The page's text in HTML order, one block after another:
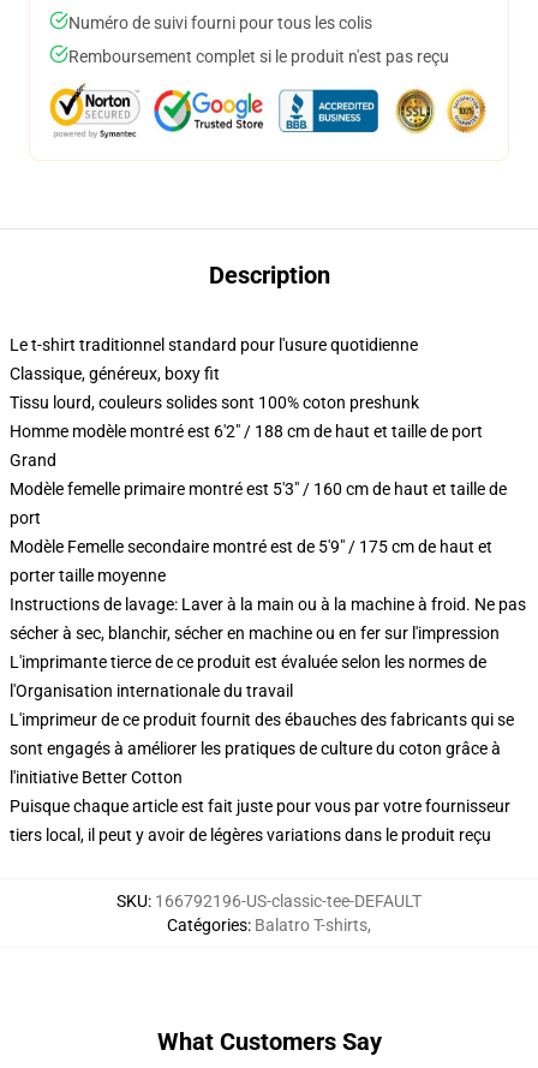
Numéro de suivi fourni pour tous les colis
Remboursement complet si le produit n'est pas reçu
Description
Le t-shirt traditionnel standard pour l'usure quotidienne
Classique, généreux, boxy fit
Tissu lourd, couleurs solides sont 100% coton preshunk
Homme modèle montré est 6'2" / 188 cm de haut et taille de port
Grand
Modèle femelle primaire montré est 5'3" / 160 cm de haut et taille de
port
Modèle Femelle secondaire montré est de 5'9" / 175 cm de haut et
porter taille moyenne
Instructions de lavage: Laver à la main ou à la machine à froid. Ne pas
sécher à sec, blanchir, sécher en machine ou en fer sur l'impression
L'imprimante tierce de ce produit est évaluée selon les normes de
l'Organisation internationale du travail
L'imprimeur de ce produit fournit des ébauches des fabricants qui se
sont engagés à améliorer les pratiques de culture du coton grâce à
l'initiative Better Cotton
Puisque chaque article est fait juste pour vous par votre fournisseur
tiers local, il peut y avoir de légères variations dans le produit reçu
SKU: 166792196-US-classic-tee-DEFAULT
Catégories: Balatro T-shirts,
What Customers Say